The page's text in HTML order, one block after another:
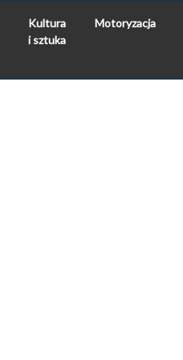
Kultura
i sztuka
Motoryzacja